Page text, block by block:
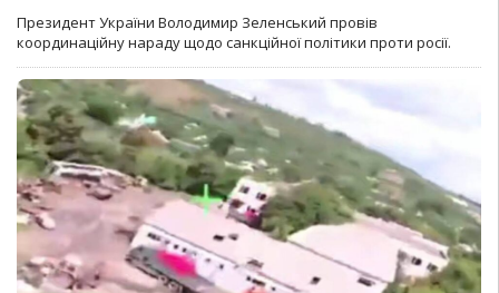
Президент України Володимир Зеленський провів
координаційну нараду щодо санкційної політики проти росії.